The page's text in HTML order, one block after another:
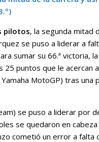
pilotos, la segunda mitad
se puso a liderar a
sumar su 66.ª victoria, la
puntos que le acercan
MotoGP) tras una
se puso a liderar por
se quedaron en
cometió un error a falta